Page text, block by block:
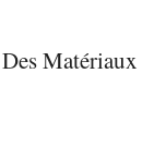
Matériaux